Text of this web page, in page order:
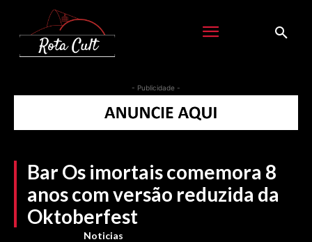
- Publicidade -
Bar Os imortais comemora 8
anos com versão reduzida da
Oktoberfest
Noticias